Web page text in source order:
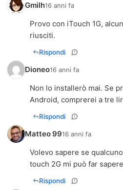
Gmilh16 anni fa
Provo con iTouch 1G,
riusciti.
Rispondi
Dioneo16 anni fa
Non lo installerò mai. Se
Android, comprerei a tre
Rispondi
Matteo 9916 anni fa
Volevo sapere se
touch 2G mi può far
Rispondi